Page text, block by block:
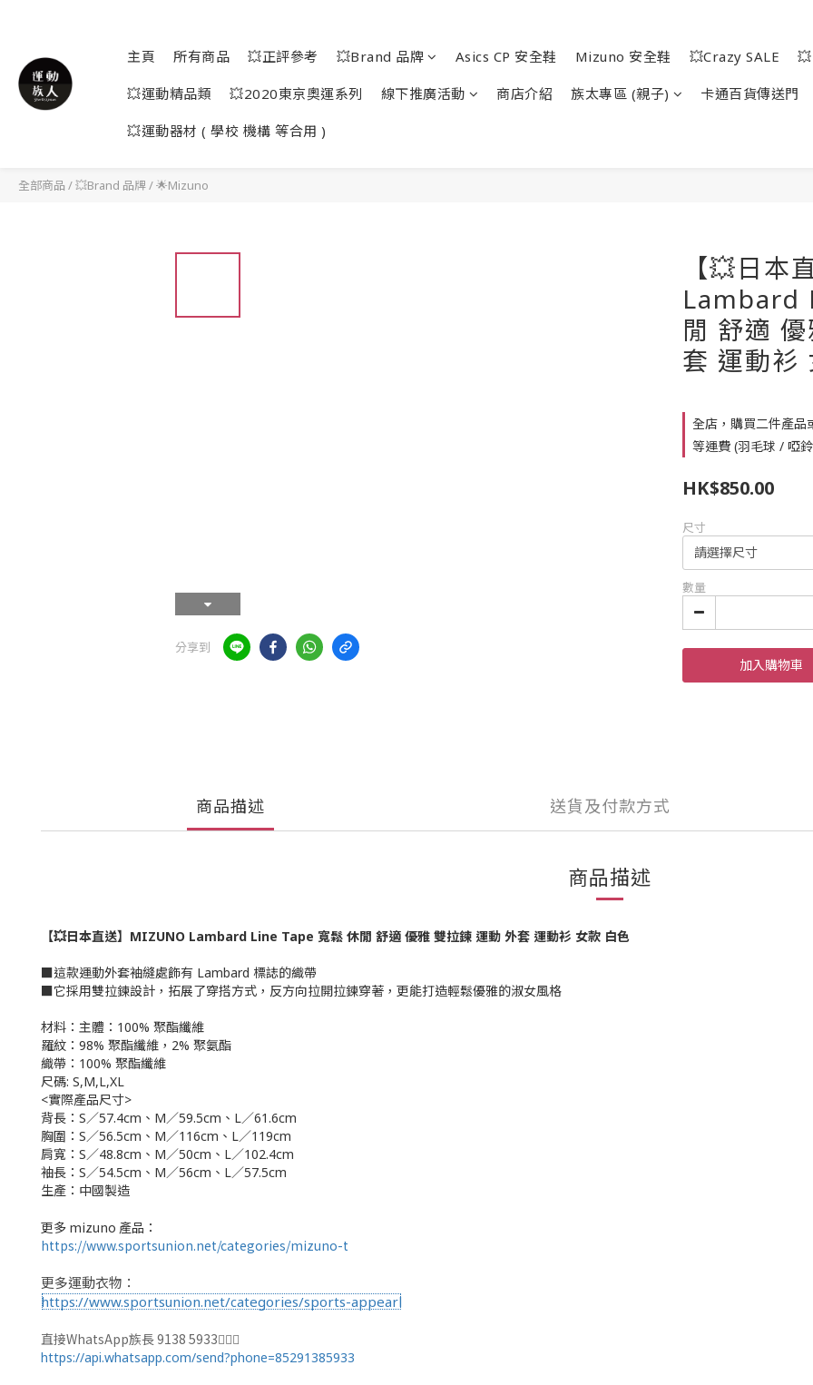
主頁 所有商品 💥正評參考 💥Brand 品牌 Asics CP 安全鞋 Mizuno 安全鞋 💥Crazy SALE
💥運動精品類 💥2020東京奧運系列 線下推廣活動 商店介紹 族太專區 (親子) 卡通百貨傳送門
💥運動器材 ( 學校 機構 等合用 )
全部商品 /💥Brand 品牌/🌟Mizuno
分享到
【💥日
Lambard
閒 舒適
套 運動衫
全店，購買二件產品
等運費 (羽毛球 / 啞
HK$850.00
尺寸
數量
加入購物車
商品描述 送貨及付款方式
商品描述
【💥日本直送】MIZUNO Lambard Line Tape 寬鬆 休閒 舒適 優雅 雙拉鍊 運動 外套 運動衫 女款 白色
■這款運動外套袖縫處飾有 Lambard 標誌的織帶
■它採用雙拉鍊設計，拓展了穿搭方式，反方向拉開拉鍊穿著，更能打造輕鬆優雅的淑女風格
材料： 主體：100% 聚酯纖維
羅紋：98% 聚酯纖維，2% 聚氨酯
織帶：100% 聚酯纖維
尺碼: S,M,L,XL
<實際產品尺寸>
背長： S／57.4cm、M／59.5cm、L／61.6cm
胸圍： S／56.5cm、M／116cm、L／119cm
肩寬： S／48.8cm、M／50cm、L／102.4cm
袖長：S／54.5cm、M／56cm、L／57.5cm
生產： 中國製造
更多 mizuno 產品：
https://www.sportsunion.net/categories/mizuno-t
更多運動衣物：
https://www.sportsunion.net/categories/sports-appearl
直接WhatsApp族長 9138 5933🙆🏻‍♂
https://api.whatsapp.com/send?phone=85291385933